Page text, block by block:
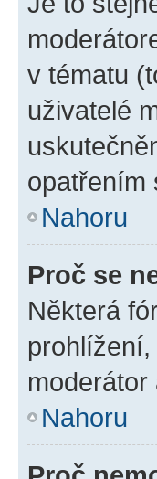
v tématu
uživatelé
opatřením
Nahoru
Proč se
Některá
moderátor
Nahoru